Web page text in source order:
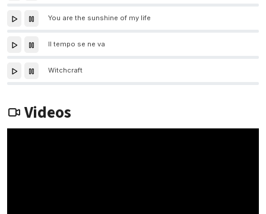
You are the sunshine of my life
Il tempo se ne va
Witchcraft
Videos